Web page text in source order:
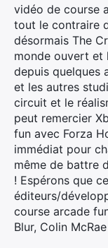
vidéo de course
tout le contraire
désormais The
monde ouvert et
depuis quelques
et les autres
circuit et le
peut remercier
fun avec Forza
immédiat pour
même de battre
! Espérons que
éditeurs/
course arcade
Blur, Colin